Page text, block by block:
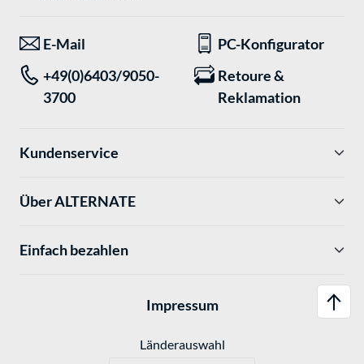
E-Mail
PC-Konfigurator
+49(0)6403/9050-
3700
Retoure &
Reklamation
Kundenservice
Über ALTERNATE
Einfach bezahlen
Impressum
Länderauswahl